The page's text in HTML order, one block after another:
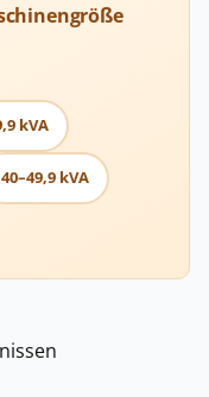
kVA
40–49,9 kVA